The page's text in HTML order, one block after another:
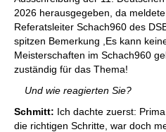
2026 herausgegeben, da
Referatsleiter Schach960 des
spitzen Bemerkung ,Es kann
Meisterschaften im Schach960
zuständig für das Thema!
Und wie reagierten Sie?
Schmitt: Ich dachte zuerst:
die richtigen Schritte, war doch